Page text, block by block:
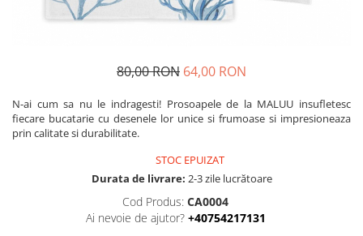
80,00 RON 64,00 RON
N-ai cum sa nu le indragesti! Prosoapele de la MALUU insufletesc
fiecare bucatarie cu desenele lor unice si frumoase si impresioneaza
prin calitate si durabilitate.
STOC EPUIZAT
Durata de livrare: 2-3 zile lucrătoare
Cod Produs: CA0004
Ai nevoie de ajutor? +40754217131